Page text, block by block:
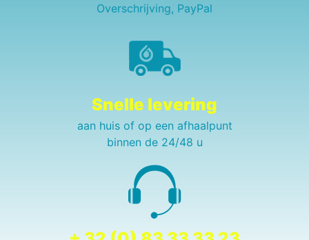
Overschrijving, PayPal
Snelle levering
aan huis of op een afhaalpunt
binnen de 24/48 u